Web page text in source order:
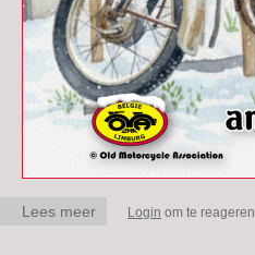
Lees meer over Happy NewYear
Login om te reageren